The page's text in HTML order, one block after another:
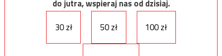
do jutra, wspieraj nas od dzisiaj.
30 zł
50 zł 100 zł